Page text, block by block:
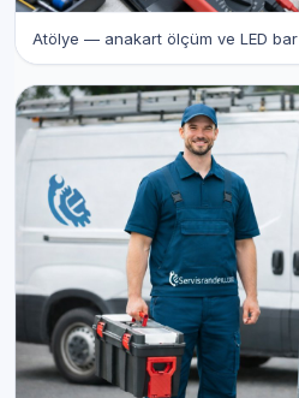
Atölye — anakart ölçüm ve LED